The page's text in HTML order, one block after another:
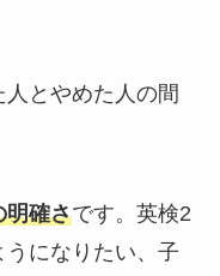
とやめた人の間
明確さです。英検2
になりたい、子